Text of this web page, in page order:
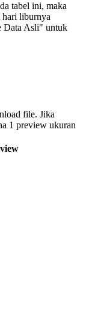
tabel ini, maka
hari liburnya
Data Asli" untuk
file. Jika
1 preview ukuran